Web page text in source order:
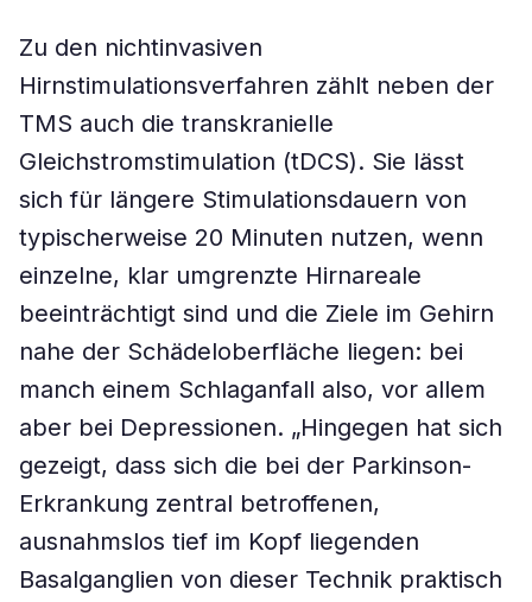
Zu den nichtinvasiven
Hirnstimulationsverfahren zählt neben der
TMS auch die transkranielle
Gleichstromstimulation (tDCS). Sie lässt
sich für längere Stimulationsdauern von
typischerweise 20 Minuten nutzen, wenn
einzelne, klar umgrenzte Hirnareale
beeinträchtigt sind und die Ziele im Gehirn
nahe der Schädeloberfläche liegen: bei
manch einem Schlaganfall also, vor allem
aber bei Depressionen. „Hingegen hat sich
gezeigt, dass sich die bei der Parkinson-
Erkrankung zentral betroffenen,
ausnahmslos tief im Kopf liegenden
Basalganglien von dieser Technik praktisch